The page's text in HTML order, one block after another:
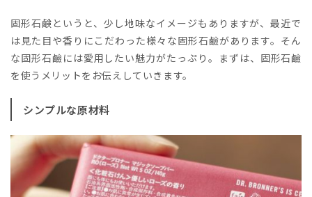
固形石鹸というと、少し地味なイメージもありますが、最近で
は見た目や香りにこだわった様々な固形石鹼があります。そん
な固形石鹼には愛用したい魅力がたっぷり。まずは、固形石鹼
を使うメリットをお伝えしていきます。
シンプルな原材料